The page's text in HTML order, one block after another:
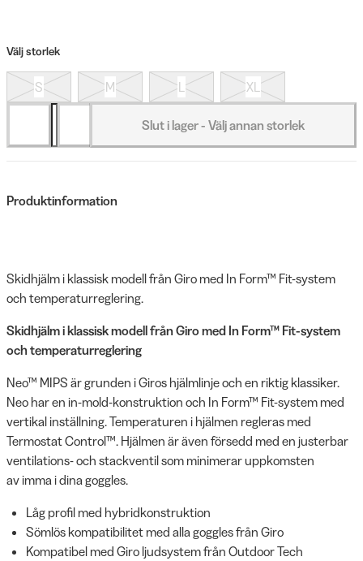
Välj storlek
S M L XL
Slut i lager - Välj annan storlek
Produktinformation
Skidhjälm i klassisk modell från Giro med In Form™ Fit-system
och temperaturreglering.
Skidhjälm i klassisk modell från Giro med In Form™ Fit-system
och temperaturreglering
Neo™ MIPS är grunden i Giros hjälmlinje och en riktig klassiker.
Neo har en in-mold-konstruktion och In Form™ Fit-system med
vertikal inställning. Temperaturen i hjälmen regleras med
Termostat Control™. Hjälmen är även försedd med en justerbar
ventilations- och stackventil som minimerar uppkomsten
av imma i dina goggles.
Låg profil med hybridkonstruktion
Sömlös kompatibilitet med alla goggles från Giro
Kompatibel med Giro ljudsystem från Outdoor Tech